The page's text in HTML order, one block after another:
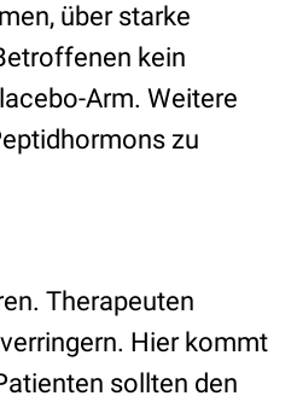
über starke
kein
Arm. Weitere
zu
Therapeuten
Hier kommt
sollten den